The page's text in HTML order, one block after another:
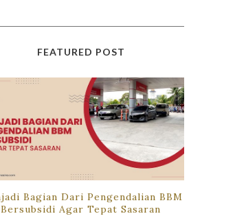
FEATURED POST
Bagian Dari Pengendalian BBM
Bersubsidi Agar Tepat Sasaran